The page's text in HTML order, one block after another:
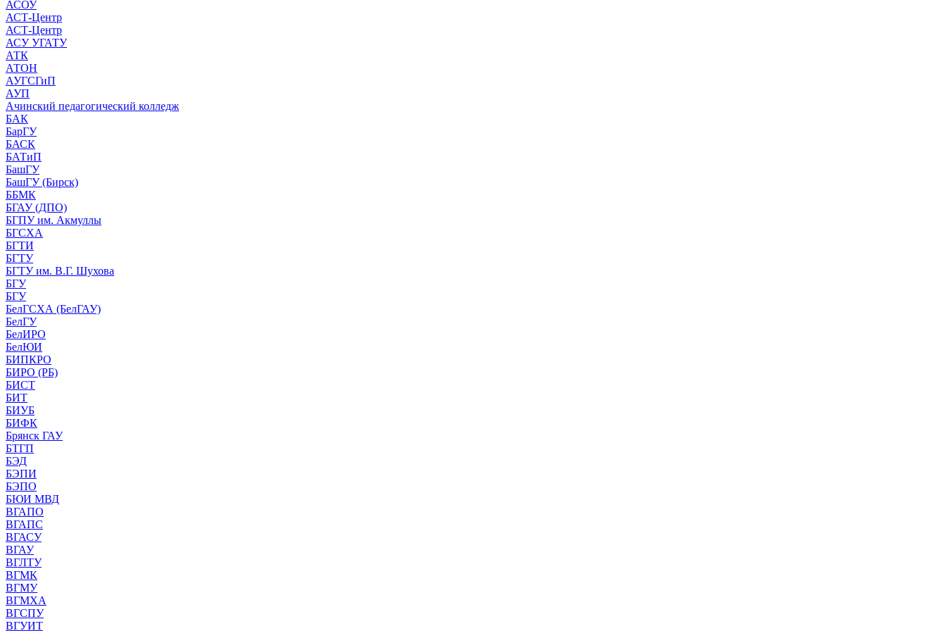
АСОУ
АСТ-Центр
АСТ-Центр
АСУ УГАТУ
АТК
АТОН
АУГСГиП
АУП
Ачинский педагогический колледж
БАК
БарГУ
БАСК
БАТиП
БашГУ
БашГУ (Бирск)
ББМК
БГАУ (ДПО)
БГПУ им. Акмуллы
БГСХА
БГТИ
БГТУ
БГТУ им. В.Г. Шухова
БГУ
БГУ
БелГСХА (БелГАУ)
БелГУ
БелИРО
БелЮИ
БИПКРО
БИРО (РБ)
БИСТ
БИТ
БИУБ
БИФК
Брянск ГАУ
БТГП
БЭД
БЭПИ
БЭПО
БЮИ МВД
ВГАПО
ВГАПС
ВГАСУ
ВГАУ
ВГЛТУ
ВГМК
ВГМУ
ВГМХА
ВГСПУ
ВГУИТ